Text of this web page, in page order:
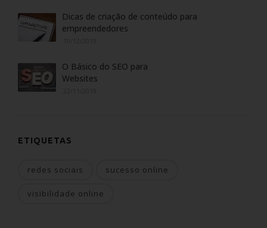
Dicas de criação de conteúdo para
empreendedores
O Básico do SEO para
Websites
ETIQUETAS
redes sociais sucesso online
visibilidade online